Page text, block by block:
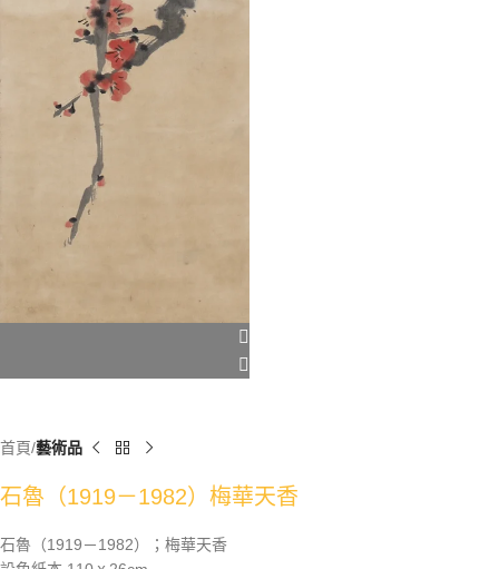
首頁 藝術品
石魯（1919－1982）梅華天香
石魯（1919－1982）；梅華天香